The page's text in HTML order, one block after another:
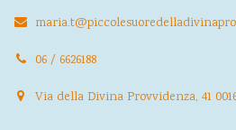
06 / 6626188
Via della Divina Provvidenza, 41